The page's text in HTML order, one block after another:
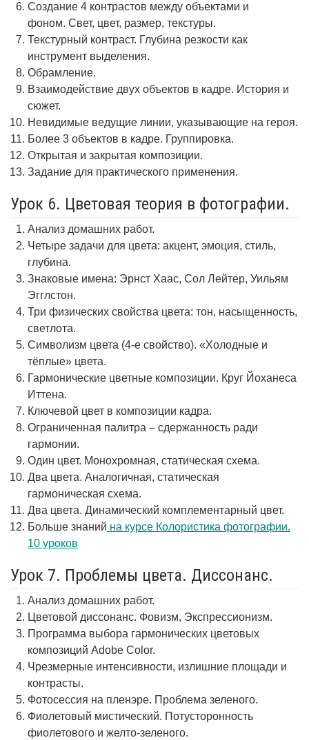
Создание 4 контрастов между объектами и
фоном. Свет, цвет, размер, текстуры.
Текстурный контраст. Глубина резкости как
инструмент выделения.
Обрамление.
Взаимодействие двух объектов в кадре. История и
сюжет.
Невидимые ведущие линии, указывающие на героя.
Более 3 объектов в кадре. Группировка.
Открытая и закрытая композиции.
Задание для практического применения.
Урок 6. Цветовая теория в фотографии.
Анализ домашних работ.
Четыре задачи для цвета: акцент, эмоция, стиль,
глубина.
Знаковые имена: Эрнст Хаас, Сол Лейтер, Уильям
Эгглстон.
Три физических свойства цвета: тон, насыщенность,
светлота.
Символизм цвета (4-е свойство). «Холодные и
тёплые» цвета.
Гармонические цветные композиции. Круг Йоханеса
Иттена.
Ключевой цвет в композиции кадра.
Ограниченная палитра – сдержанность ради
гармонии.
Один цвет. Монохромная, статическая схема.
Два цвета. Аналогичная, статическая
гармоническая схема.
Два цвета. Динамический комплементарный цвет.
Больше знаний на курсе Колористика фотографии.
10 уроков
Урок 7. Проблемы цвета. Диссонанс.
Анализ домашних работ.
Цветовой диссонанс. Фовизм, Экспрессионизм.
Программа выбора гармонических цветовых
композиций Adobe Color.
Чрезмерные интенсивности, излишние площади и
контрасты.
Фотосессия на пленэре. Проблема зеленого.
Фиолетовый мистический. Потусторонность
фиолетового и желто-зеленого.